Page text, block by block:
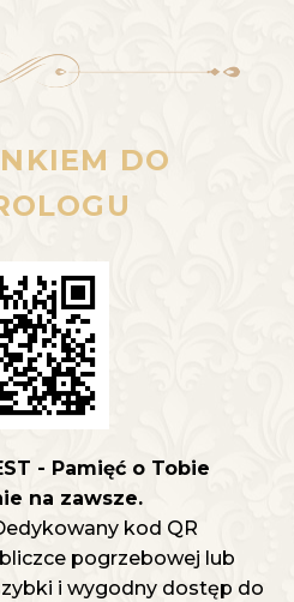
DO
- Pamięć o Tobie
na zawsze.
kod QR
pogrzebowej lub
i wygodny dostęp do